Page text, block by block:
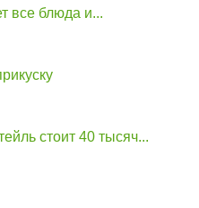
все блюда и...
стоит 40 тысяч...